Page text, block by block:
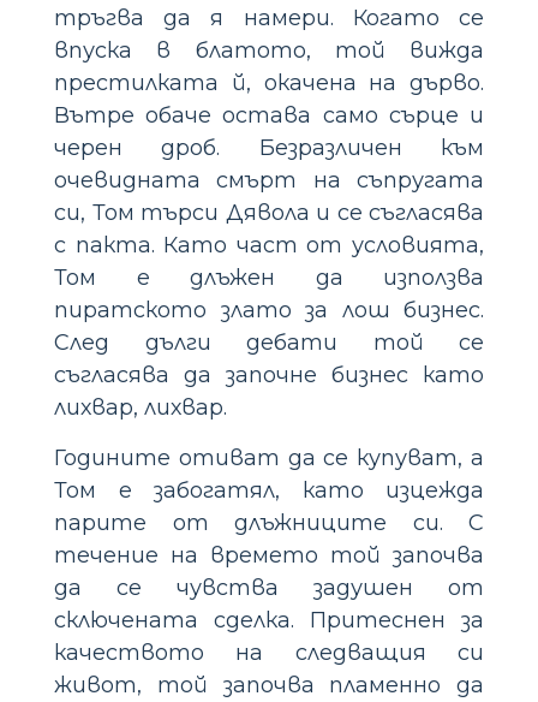
тръгва да я намери. Когато се
впуска в блатото, той вижда
престилката й, окачена на дърво.
Вътре обаче остава само сърце и
черен дроб. Безразличен към
очевидната смърт на съпругата
си, Том търси Дявола и се съгласява
с пакта. Като част от условията,
Том е длъжен да използва
пиратското злато за лош бизнес.
След дълги дебати той се
съгласява да започне бизнес като
лихвар, лихвар.
Годините отиват да се купуват, а
Том е забогатял, като изцежда
парите от длъжниците си. С
течение на времето той започва
да се чувства задушен от
сключената сделка. Притеснен за
качеството на следващия си
живот, той започва пламенно да